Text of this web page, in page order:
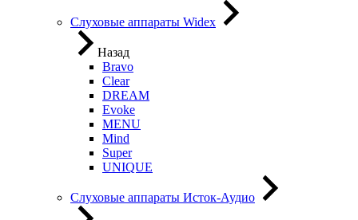
Слуховые аппараты Widex
Назад
Bravo
Clear
DREAM
Evoke
MENU
Mind
Super
UNIQUE
Слуховые аппараты Исток-Аудио